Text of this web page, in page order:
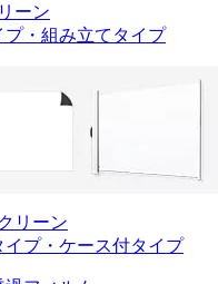
ーン
プ・組み立てタイプ
リーン
イプ・ケース付タイプ